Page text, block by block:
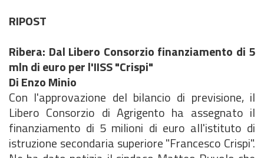
RIPOST
Ribera: Dal Libero Consorzio finanziamento di 5
mln di euro per l'IISS "Crispi"
Di Enzo Minio
Con l'approvazione del bilancio di previsione, il
Libero Consorzio di Agrigento ha assegnato il
finanziamento di 5 milioni di euro all'istituto di
istruzione secondaria superiore "Francesco Crispi".